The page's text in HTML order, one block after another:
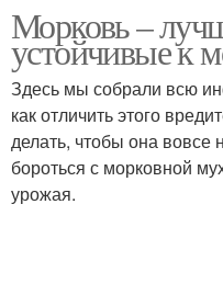
Морковь –
устойчивые к
Здесь мы собрали всю
как отличить этого
делать, чтобы она вовсе
бороться с морковной
урожая.